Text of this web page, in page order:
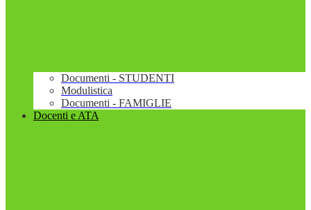
Documenti - STUDENTI
Modulistica
Documenti - FAMIGLIE
Docenti e ATA